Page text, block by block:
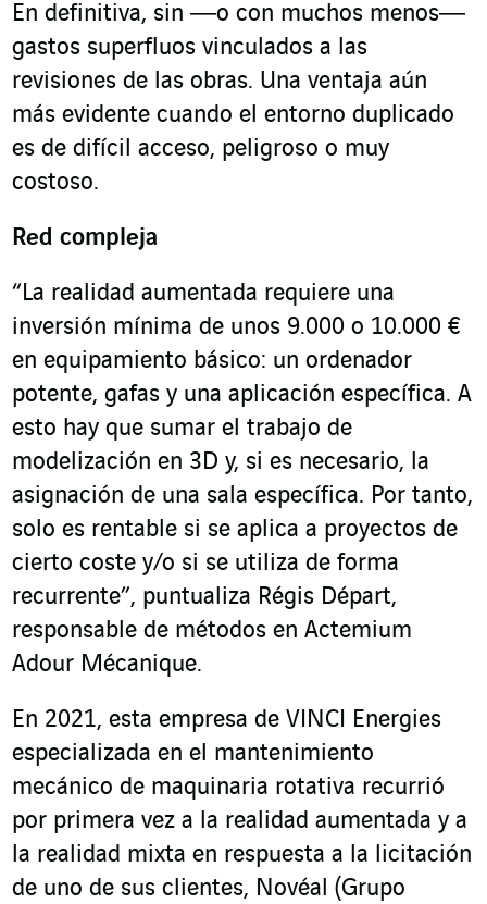
En definitiva, sin ―o con muchos menos―
gastos superfluos vinculados a las
revisiones de las obras. Una ventaja aún
más evidente cuando el entorno duplicado
es de difícil acceso, peligroso o muy
costoso.
Red compleja
“La realidad aumentada requiere una
inversión mínima de unos 9.000 o 10.000 €
en equipamiento básico: un ordenador
potente, gafas y una aplicación específica. A
esto hay que sumar el trabajo de
modelización en 3D y, si es necesario, la
asignación de una sala específica. Por tanto,
solo es rentable si se aplica a proyectos de
cierto coste y/o si se utiliza de forma
recurrente”, puntualiza Régis Départ,
responsable de métodos en Actemium
Adour Mécanique.
En 2021, esta empresa de VINCI Energies
especializada en el mantenimiento
mecánico de maquinaria rotativa recurrió
por primera vez a la realidad aumentada y a
la realidad mixta en respuesta a la licitación
de uno de sus clientes, Novéal (Grupo